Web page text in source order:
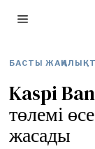
БАСТЫ
Kaspi
төлемі
жасады